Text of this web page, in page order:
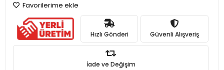
Favorilerime ekle
Hızlı Gönderi Güvenli Alışveriş
İade ve Değişim